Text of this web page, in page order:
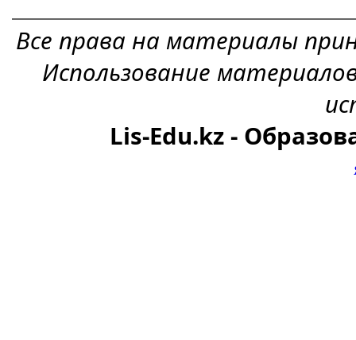
Все права на материалы
Использование
Lis-Edu.kz -